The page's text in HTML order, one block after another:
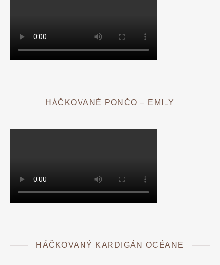
HÁČKOVANÉ PONČO – EMILY
HÁČKOVANÝ KARDIGÁN OCÉANE